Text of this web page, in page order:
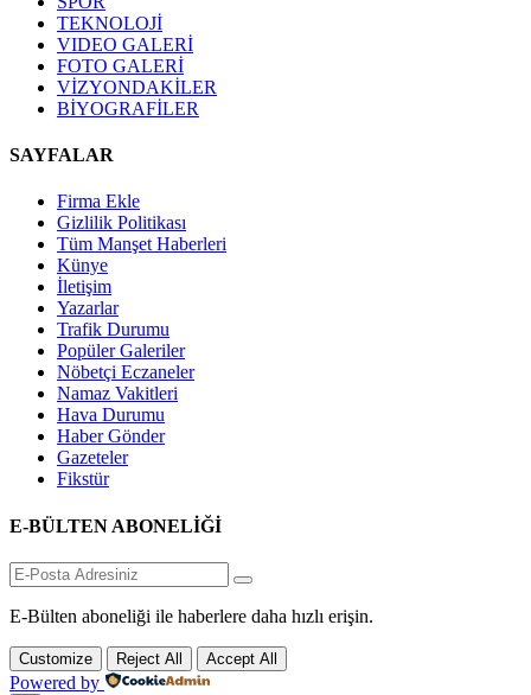
TEKNOLOJİ
VIDEO GALERİ
FOTO GALERİ
VİZYONDAKİLER
BİYOGRAFİLER
SAYFALAR
Firma Ekle
Gizlilik Politikası
Tüm Manşet Haberleri
Künye
İletişim
Yazarlar
Trafik Durumu
Popüler Galeriler
Nöbetçi Eczaneler
Namaz Vakitleri
Hava Durumu
Haber Gönder
Gazeteler
Fikstür
E-BÜLTEN ABONELİĞİ
E-Bülten aboneliği ile haberlere daha hızlı erişin.
Customize Reject All Accept All
Powered by